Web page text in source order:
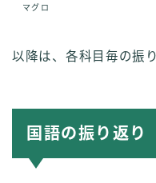
マグロ
以降は、各科目毎の振
国語の振り返り